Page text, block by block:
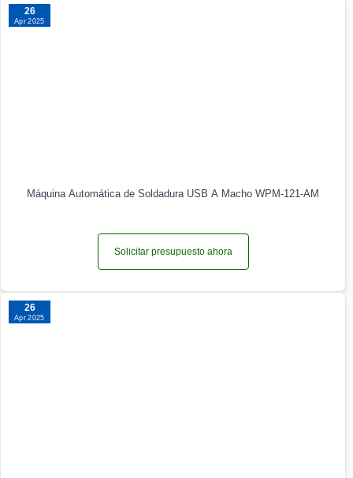
26
Apr 2025
Máquina Automática de Soldadura USB A Macho WPM-121-AM
Solicitar presupuesto ahora
26
Apr 2025